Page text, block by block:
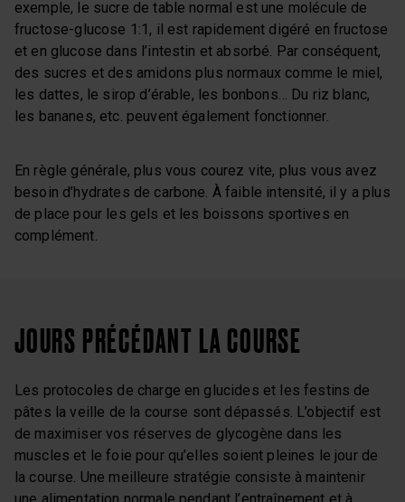
exemple, le sucre de table normal est une molécule de
fructose-glucose 1:1, il est rapidement digéré en fructose
et en glucose dans l’intestin et absorbé. Par conséquent,
des sucres et des amidons plus normaux comme le miel,
les dattes, le sirop d’érable, les bonbons… Du riz blanc,
les bananes, etc. peuvent également fonctionner.
En règle générale, plus vous courez vite, plus vous avez
besoin d’hydrates de carbone. À faible intensité, il y a plus
de place pour les gels et les boissons sportives en
complément.
JOURS PRÉCÉDANT LA COURSE
Les protocoles de charge en glucides et les festins de
pâtes la veille de la course sont dépassés. L’objectif est
de maximiser vos réserves de glycogène dans les
muscles et le foie pour qu’elles soient pleines le jour de
la course. Une meilleure stratégie consiste à maintenir